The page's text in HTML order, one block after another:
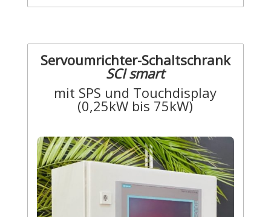
Servoumrichter-Schaltschrank
SCI smart
mit SPS und Touchdisplay
(0,25kW bis 75kW)